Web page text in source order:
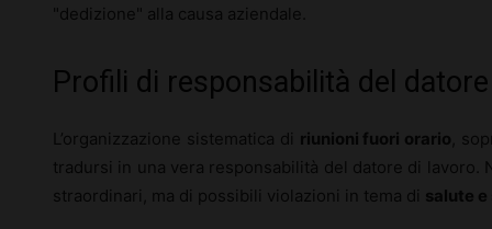
"dedizione" alla causa aziendale.
Profili di responsabilità del
L’organizzazione sistematica di riunioni fuori orario ,
tradursi in una vera responsabilità del datore di lavoro.
straordinari, ma di possibili violazioni in tema di salute